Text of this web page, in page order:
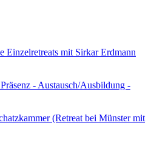
Einzelretreats mit Sirkar Erdmann
- Austausch/Ausbildung -
(Retreat bei Münster mit